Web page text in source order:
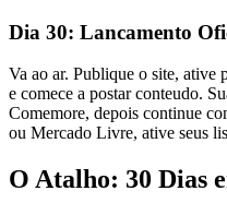
Dia 30: Lancamento
Va ao ar. Publique o site, ative
e comece a postar conteudo.
Comemore, depois continue
ou Mercado Livre, ative seus
O Atalho: 30 Dias